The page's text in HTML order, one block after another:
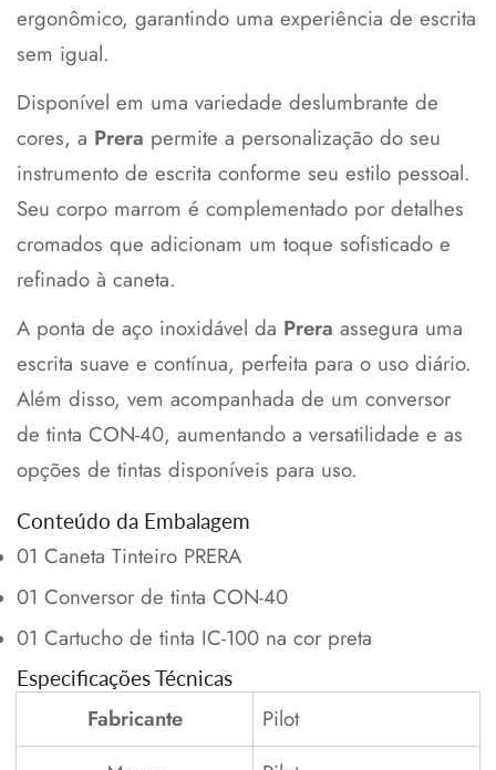
ergonômico, garantindo uma experiência de escrita
sem igual.
Disponível em uma variedade deslumbrante de
cores, a Prera permite a personalização do seu
instrumento de escrita conforme seu estilo pessoal.
Seu corpo marrom é complementado por detalhes
cromados que adicionam um toque sofisticado e
refinado à caneta.
A ponta de aço inoxidável da Prera assegura uma
escrita suave e contínua, perfeita para o uso diário.
Além disso, vem acompanhada de um conversor
de tinta CON-40, aumentando a versatilidade e as
opções de tintas disponíveis para uso.
Conteúdo da Embalagem
01 Caneta Tinteiro PRERA
01 Conversor de tinta CON-40
01 Cartucho de tinta IC-100 na cor preta
Especificações Técnicas
Fabricante
Pilot
Confirm your age
Are you 18 years old or older?